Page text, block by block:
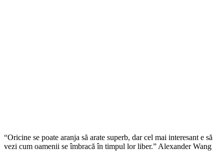
“Oricine se poate aranja să arate superb, dar cel mai interesant e să
vezi cum oamenii se îmbracă în timpul lor liber.” Alexander Wang